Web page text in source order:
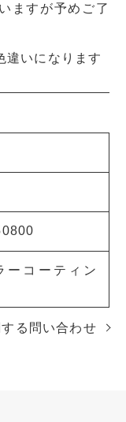
ますが予めご了
いになります
ーコーティン
る問い合わせ